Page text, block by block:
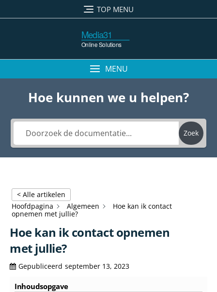
naar
TOP MENU
MENU
Hoe kunnen we u helpen?
Zoek
< Alle artikelen
Hoofdpagina
Algemeen
Hoe kan ik contact
opnemen met jullie?
Hoe kan ik contact opnemen
met jullie?
Gepubliceerd september 13, 2023
Inhoudsopgave